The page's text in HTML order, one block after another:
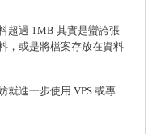
超過 1MB 其實是蠻誇張
，或是將檔案存放在資料
就進一步使用 VPS 或專